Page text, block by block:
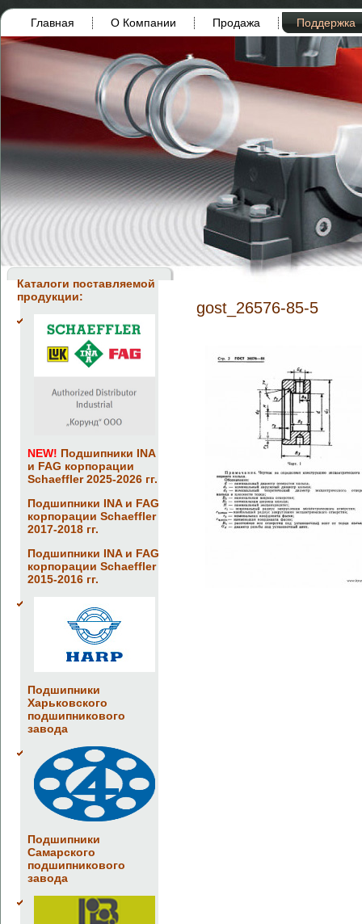
Главная О Компании Продажа Поддержка
Каталоги поставляемой
продукции:
NEW! Подшипники INA
и FAG корпорации
Schaeffler 2025-2026 гг.
Подшипники INA и FAG
корпорации Schaeffler
2017-2018 гг.
Подшипники INA и FAG
корпорации Schaeffler
2015-2016 гг.
Подшипники
Харьковского
подшипникового
завода
Подшипники
Самарского
подшипникового
завода
gost_26576-85-5